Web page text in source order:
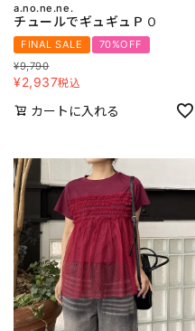
a.no.ne.ne.
チュールでギュギュＰＯ
FINAL SALE
70%OFF
¥9,790
¥2,937税込
カートに入れる